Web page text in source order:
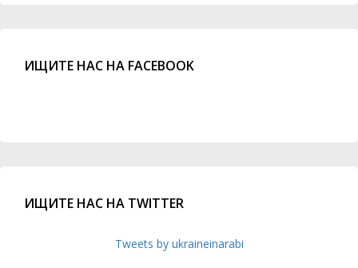
ИЩИТЕ НАС НА FACEBOOK
ИЩИТЕ НАС НА TWITTER
Tweets by ukraineinarabi